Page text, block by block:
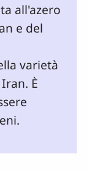
all'azero
e del
varietà
È